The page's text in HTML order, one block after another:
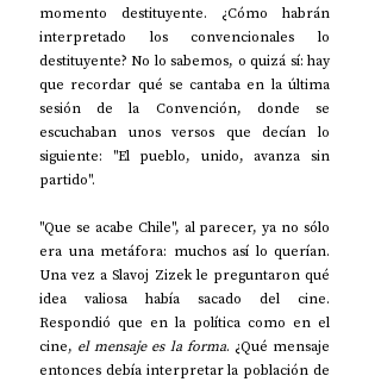
momento destituyente. ¿Cómo habrán
interpretado los convencionales lo
destituyente? No lo sabemos, o quizá sí: hay
que recordar qué se cantaba en la última
sesión de la Convención, donde se
escuchaban unos versos que decían lo
siguiente: "El pueblo, unido, avanza sin
partido".
"Que se acabe Chile", al parecer, ya no sólo
era una metáfora: muchos así lo querían.
Una vez a Slavoj Zizek le preguntaron qué
idea valiosa había sacado del cine.
Respondió que en la política como en el
cine, el mensaje es la forma. ¿Qué mensaje
entonces debía interpretar la población de